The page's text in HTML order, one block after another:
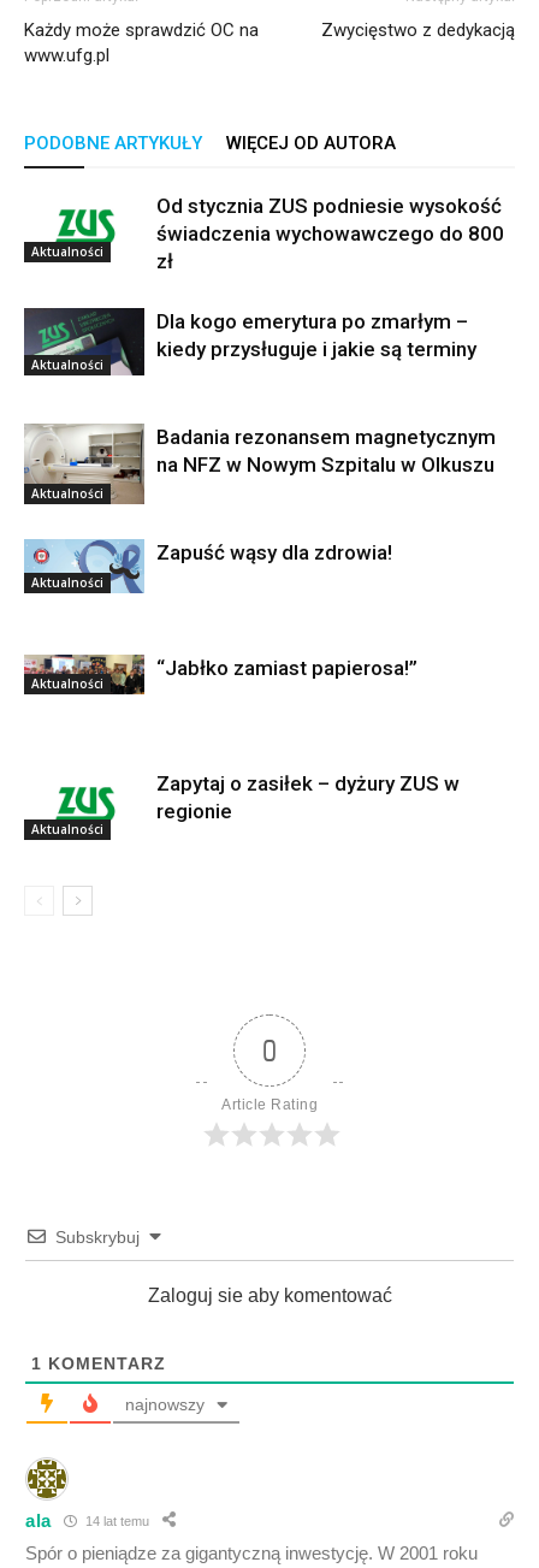
Każdy może sprawdzić OC na
www.ufg.pl
Zwycięstwo z dedykacją
PODOBNE ARTYKUŁY WIĘCEJ OD AUTORA
Aktualności
Od stycznia ZUS podniesie wysokość
świadczenia wychowawczego do 800
zł
Aktualności
Dla kogo emerytura po zmarłym –
kiedy przysługuje i jakie są terminy
Aktualności
Badania rezonansem magnetycznym
na NFZ w Nowym Szpitalu w Olkuszu
Aktualności
Zapuść wąsy dla zdrowia!
Aktualności
“Jabłko zamiast papierosa!”
Aktualności
Zapytaj o zasiłek – dyżury ZUS w
regionie
0
Article Rating
Subskrybuj
Zaloguj sie aby komentować
1 KOMENTARZ
najnowszy
ala 14 lat temu
Spór o pieniądze za gigantyczną inwestycję. W 2001 roku